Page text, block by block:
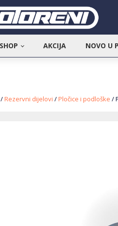
AKCIJA NOVO U
/Rezervni dijelovi /Pločice i podloške /